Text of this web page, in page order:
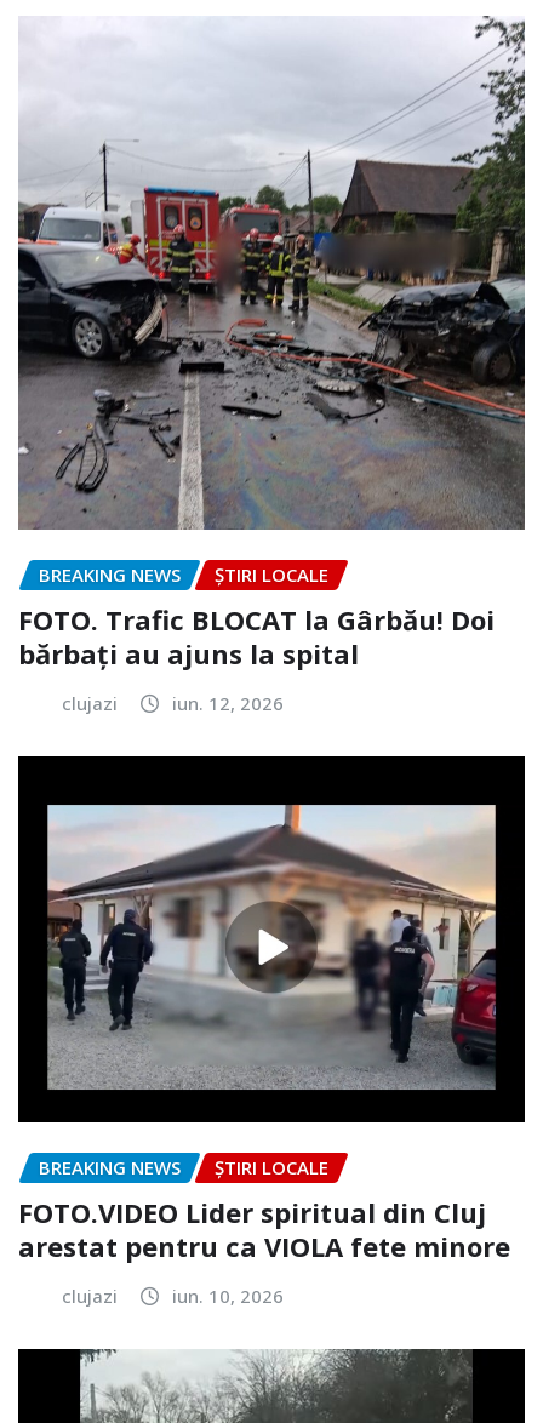
BREAKING NEWS ȘTIRI LOCALE
FOTO. Trafic BLOCAT la Gârbău! Doi
bărbați au ajuns la spital
clujazi iun. 12, 2026
BREAKING NEWS ȘTIRI LOCALE
FOTO.VIDEO Lider spiritual din Cluj
arestat pentru ca VIOLA fete minore
clujazi iun. 10, 2026